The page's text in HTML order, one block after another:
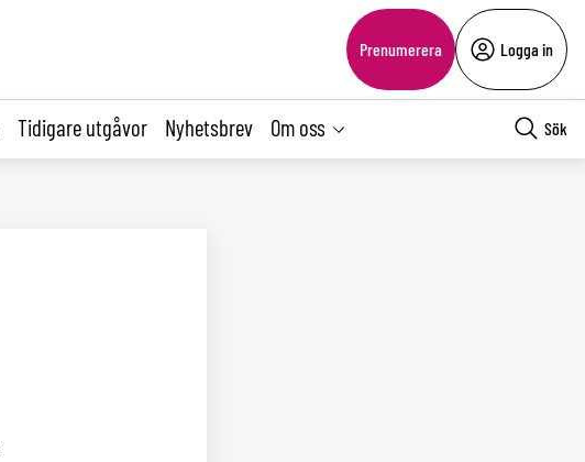
Prenumerera Logga in
Tidigare utgåvor Nyhetsbrev Om oss Sök